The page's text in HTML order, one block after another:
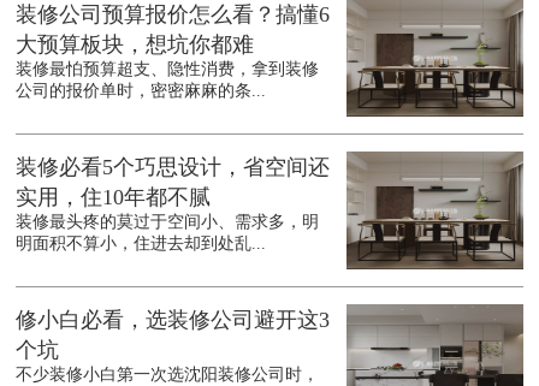
装修公司预算报价怎么看？搞懂6
大预算板块，想坑你都难
装修最怕预算超支、隐性消费，拿到装修
公司的报价单时，密密麻麻的条...
装修必看5个巧思设计，省空间还
实用，住10年都不腻
装修最头疼的莫过于空间小、需求多，明
明面积不算小，住进去却到处乱...
修小白必看，选装修公司避开这3
个坑
不少装修小白第一次选沈阳装修公司时，